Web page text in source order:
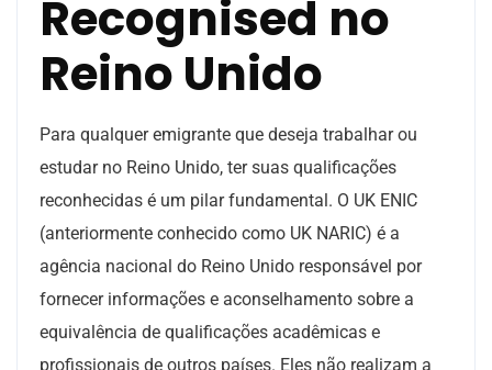
Recognised no
Reino Unido
Para qualquer emigrante que deseja trabalhar ou
estudar no Reino Unido, ter suas qualificações
reconhecidas é um pilar fundamental. O UK ENIC
(anteriormente conhecido como UK NARIC) é a
agência nacional do Reino Unido responsável por
fornecer informações e aconselhamento sobre a
equivalência de qualificações acadêmicas e
profissionais de outros países. Eles não realizam a